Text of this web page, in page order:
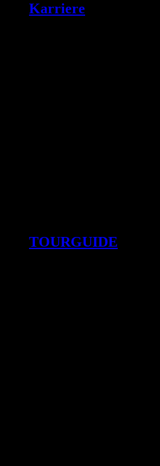
Karriere
TOURGUIDE